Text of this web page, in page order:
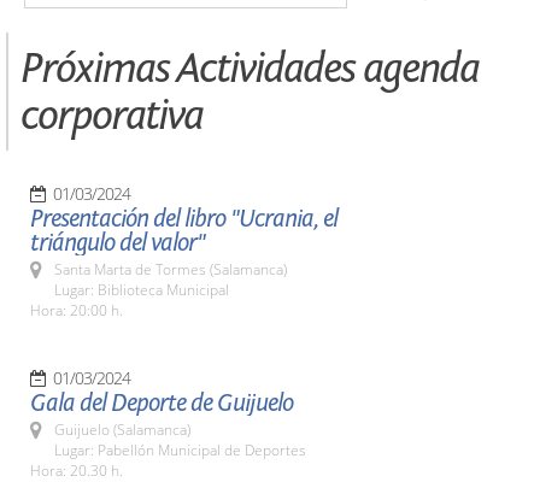
Próximas Actividades agenda
corporativa
01/03/2024
Presentación del libro "Ucrania, el
triángulo del valor"
Santa Marta de Tormes (Salamanca)
Lugar: Biblioteca Municipal
Hora: 20:00 h.
01/03/2024
Gala del Deporte de Guijuelo
Guijuelo (Salamanca)
Lugar: Pabellón Municipal de Deportes
Hora: 20.30 h.